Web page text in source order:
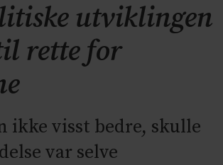
utviklingen
rette for
ikke visst bedre, skulle
var selve